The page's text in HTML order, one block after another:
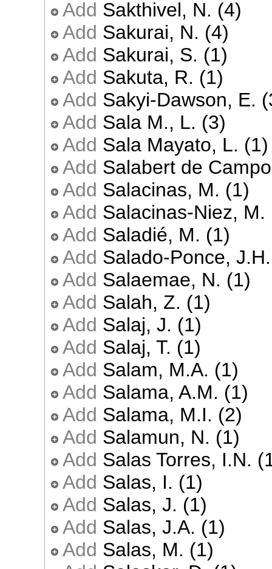
Add Sakthivel, N. (4)
Add Sakurai, N. (4)
Add Sakurai, S. (1)
Add Sakuta, R. (1)
Add Sakyi-Dawson, E.
Add Sala M., L. (3)
Add Sala Mayato, L. (1)
Add Salabert de
Add Salacinas, M. (1)
Add Salacinas-Niez, M.
Add Saladié, M. (1)
Add Salado-Ponce,
Add Salaemae, N. (1)
Add Salah, Z. (1)
Add Salaj, J. (1)
Add Salaj, T. (1)
Add Salam, M.A. (1)
Add Salama, A.M. (1)
Add Salama, M.I. (2)
Add Salamun, N. (1)
Add Salas Torres, I.N.
Add Salas, I. (1)
Add Salas, J. (1)
Add Salas, J.A. (1)
Add Salas, M. (1)